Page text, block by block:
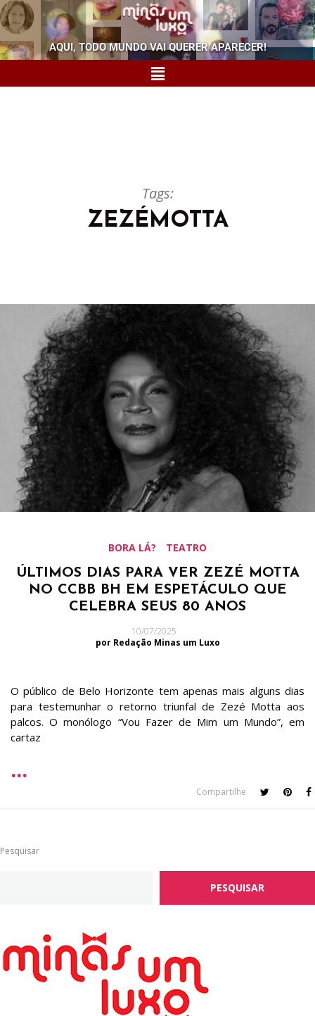
AQUI, TODO MUNDO VAI QUERER APARECER!
Tags:
ZEZÉMOTTA
BORA LÁ? TEATRO
ÚLTIMOS DIAS PARA VER ZEZÉ MOTTA
NO CCBB BH EM ESPETÁCULO QUE
CELEBRA SEUS 80 ANOS
10/07/2025
por Redação Minas um Luxo
O público de Belo Horizonte tem apenas mais alguns dias
para testemunhar o retorno triunfal de Zezé Motta aos
palcos. O monólogo “Vou Fazer de Mim um Mundo”, em
cartaz
Compartilhe
Pesquisar
PESQUISAR